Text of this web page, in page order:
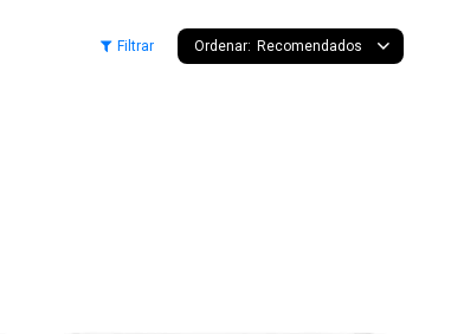
Recomendados